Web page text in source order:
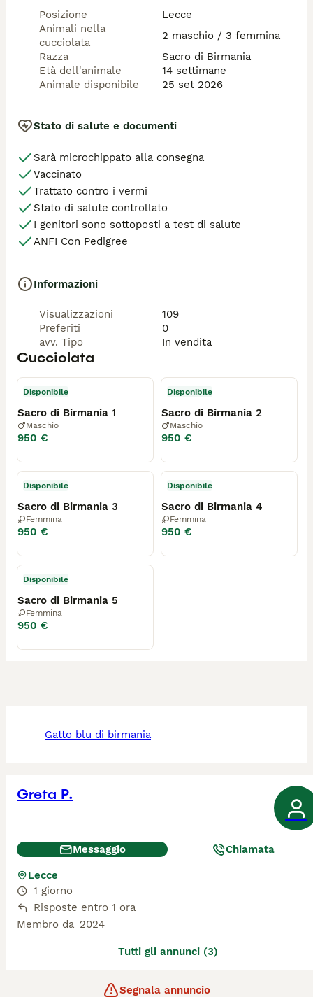
domicilio e cerco per loro una famiglia amorevole In
modo tale che loro possano continuare a vivere una
vita serena uguale a quella che hanno trascorso in
allevamento.
CONTATTARE SOLO IL NUMERO SEGUENTE: 348
2847684 (Mary)
Posizione
Lecce
Animali nella
cucciolata
2 maschio / 3 femmina
Razza
Sacro di Birmania
Età dell'animale
14 settimane
Animale disponibile
25 set 2026
Stato di salute e documenti
Sarà microchippato alla consegna
Vaccinato
Trattato contro i vermi
Stato di salute controllato
I genitori sono sottoposti a test di salute
ANFI Con Pedigree
Informazioni
Visualizzazioni
109
Preferiti
0
avv. Tipo
In vendita
Cucciolata
Disponibile
Sacro di Birmania 1
Maschio
950 €
Disponibile
Sacro di Birmania 2
Maschio
950 €
Disponibile
Sacro di Birmania 3
Femmina
950 €
Disponibile
Sacro di Birmania 4
Femmina
950 €
Disponibile
Sacro di Birmania 5
Femmina
950 €
gatto blu di birmania
Greta P.
Messaggio Chiamata
Lecce
1 giorno
Risposte entro 1 ora
Membro da 2024
Tutti gli annunci (3)
Segnala annuncio